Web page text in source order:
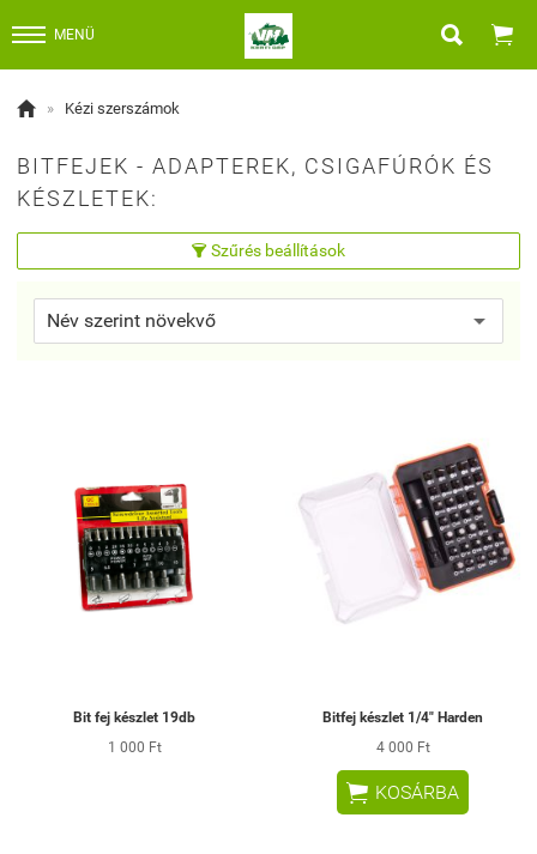
MENÜ  
 » Kézi szerszámok
BITFEJEK - ADAPTEREK, CSIGAFÚRÓK ÉS
KÉSZLETEK:
 Szűrés beállítások
Bit fej készlet 19db
1 000 Ft
Bitfej készlet 1/4" Harden
4 000 Ft
 KOSÁRBA